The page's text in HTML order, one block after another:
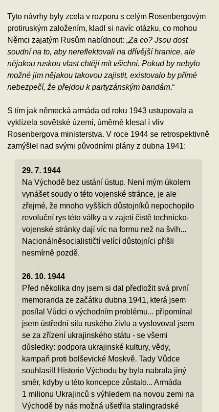
Tyto návrhy byly zcela v rozporu s celým Rosenbergovým
protiruským založením, kladl si navíc otázku, co mohou
Němci zajatým Rusům nabídnout: „ Za co? Jsou dost
soudní na to, aby nereflektovali na dřívější hranice, ale
nějakou ruskou vlast chtějí mít všichni. Pokud by nebylo
možné jim nějakou takovou zajistit, existovalo by přímé
nebezpečí, že přejdou k partyzánským bandám .“
S tím jak německá armáda od roku 1943 ustupovala a
vyklízela sovětské území, úměrně klesal i vliv
Rosenbergova ministerstva. V roce 1944 se retrospektivně
zamýšlel nad svými původními plány z dubna 1941:
29. 7. 1944
Na Východě bez ustání ústup. Není mým úkolem
vynášet soudy o této vojenské stránce, je ale
zřejmé, že mnoho vyšších důstojníků nepochopilo
revoluční rys této války a v zajetí čistě technicko-
vojenské stránky dají víc na formu než na švih...
Nacionálněsocialističtí velící důstojníci přišli
nesmírně pozdě.
26. 10. 1944
Před několika dny jsem si dal předložit svá první
memoranda ze začátku dubna 1941, která jsem
posílal Vůdci o východním problému... připomínal
jsem ústřední sílu ruského živlu a vyslovoval jsem
se za zřízení ukrajinského státu - se všemi
důsledky: podpora ukrajinské kultury, vědy,
kampaň proti bolševické Moskvě. Tady Vůdce
souhlasil! Historie Východu by byla nabrala jiný
směr, kdyby u této koncepce zůstalo... Armáda
1 milionu Ukrajinců s výhledem na novou zemi na
Východě by nás možná ušetřila stalingradské